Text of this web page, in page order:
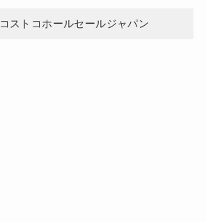
コストコホールセールジャパン